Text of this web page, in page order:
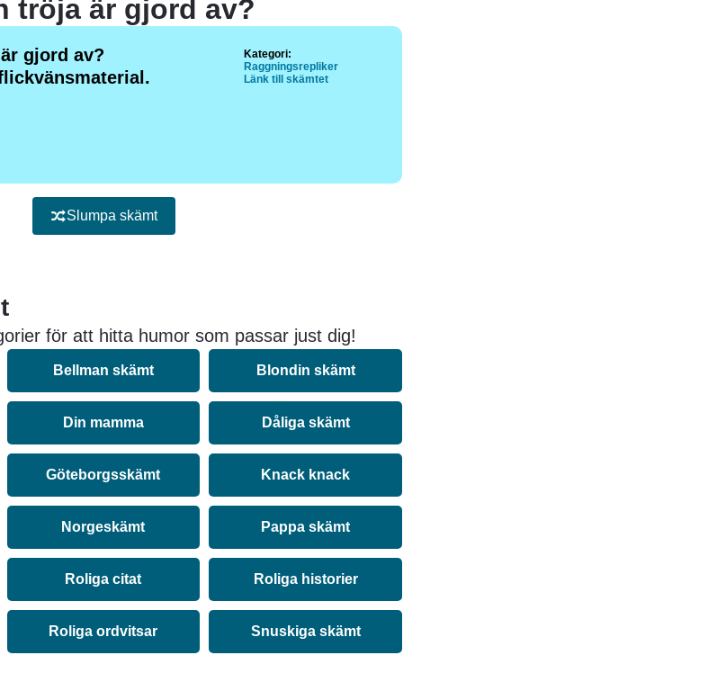
tröja är gjord av?
gjord av?
Kategori:
Raggningsrepliker
Länk till skämtet
Slumpa skämt
för att hitta humor som passar just dig!
Bellman skämt Blondin skämt
Din mamma Dåliga skämt
Göteborgsskämt Knack knack
Norgeskämt Pappa skämt
Roliga citat Roliga historier
Roliga ordvitsar Snuskiga skämt